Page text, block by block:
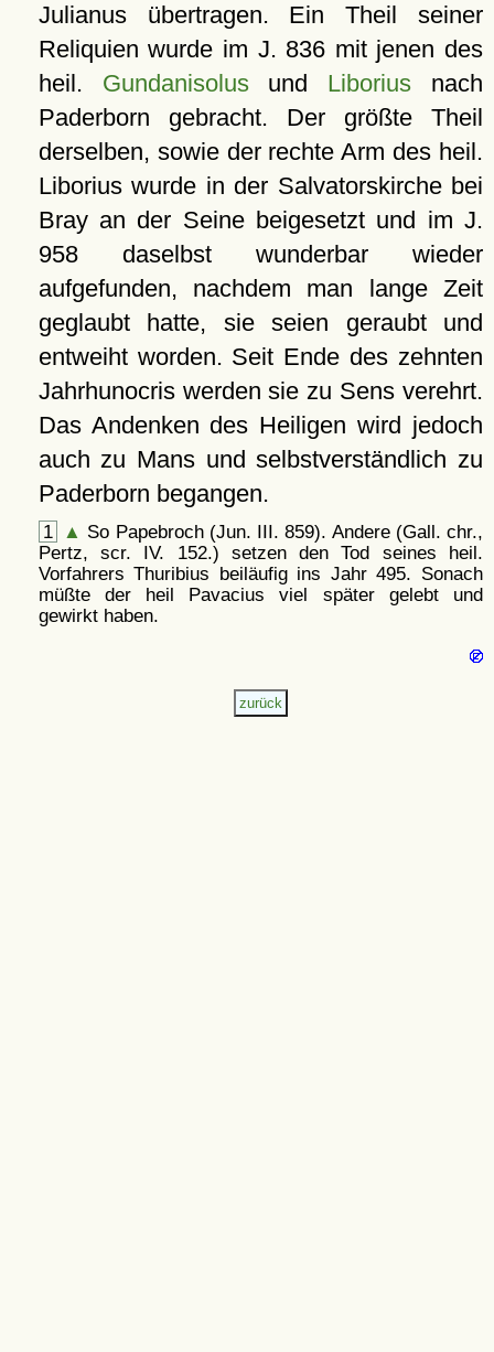
Julianus übertragen. Ein Theil seiner
Reliquien wurde im J. 836 mit jenen des
heil. Gundanisolusund Liborius nach
Paderborn gebracht. Der größte Theil
derselben, sowie der rechte Arm des heil.
Liborius wurde in der Salvatorskirche bei
Bray an der Seine beigesetzt und im J.
958 daselbst wunderbar wieder
aufgefunden, nachdem man lange Zeit
geglaubt hatte, sie seien geraubt und
entweiht worden. Seit Ende des zehnten
Jahrhunocris werden sie zu Sens verehrt.
Das Andenken des Heiligen wird jedoch
auch zu Mans und selbstverständlich zu
Paderborn begangen.
1 ▲ So Papebroch (Jun. III. 859). Andere (Gall. chr.,
Pertz, scr. IV. 152.) setzen den Tod seines heil.
Vorfahrers Thuribius beiläufig ins Jahr 495. Sonach
müßte der heil Pavacius viel später gelebt und
gewirkt haben.